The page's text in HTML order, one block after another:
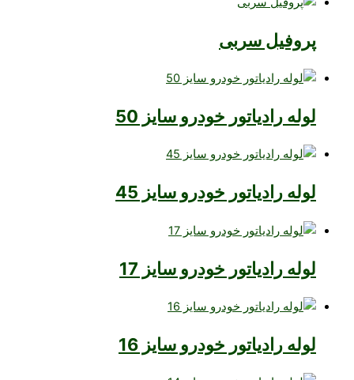
پروفیل سربی
لوله رادیاتور خودرو سایز 50
لوله رادیاتور خودرو سایز 45
لوله رادیاتور خودرو سایز 17
لوله رادیاتور خودرو سایز 16